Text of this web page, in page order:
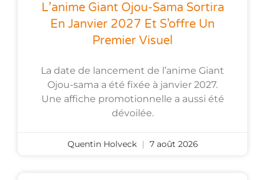
L’anime Giant Ojou-Sama Sortira
En Janvier 2027 Et S’offre Un
Premier Visuel
La date de lancement de l’anime Giant
Ojou-sama a été fixée à janvier 2027.
Une affiche promotionnelle a aussi été
dévoilée.
Quentin Holveck 7 août 2026